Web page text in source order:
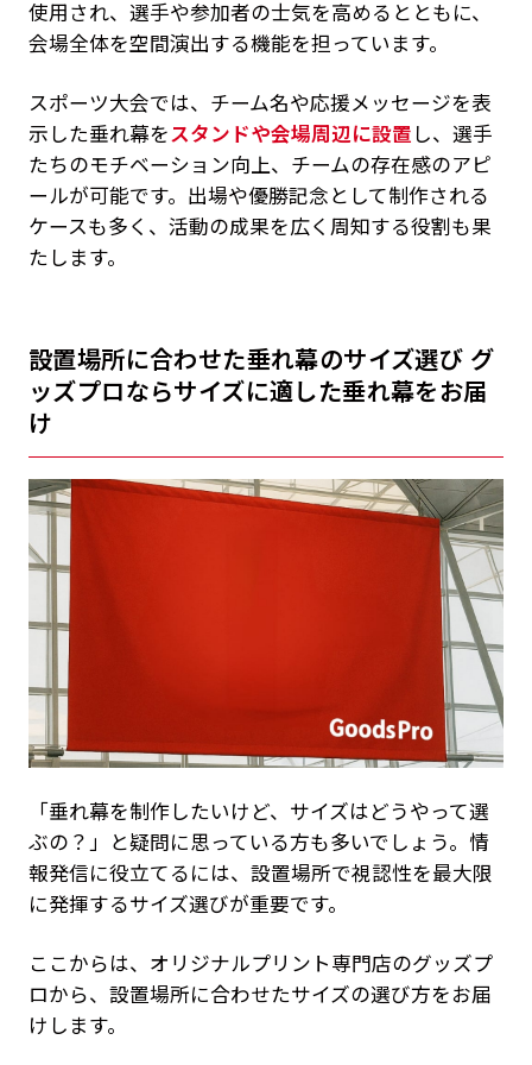
使用され、選手や参加者の士気を高めるとともに、
会場全体を空間演出する機能を担っています。
スポーツ大会では、チーム名や応援メッセージを表
示した垂れ幕をスタンドや会場周辺に設置 し、選手
たちのモチベーション向上、チームの存在感のアピ
ールが可能です。出場や優勝記念として制作される
ケースも多く、活動の成果を広く周知する役割も果
たします。
設置場所に合わせた垂れ幕のサイズ選び グ
ッズプロならサイズに適した垂れ幕をお届
け
「垂れ幕を制作したいけど、サイズはどうやって選
ぶの？」と疑問に思っている方も多いでしょう。情
報発信に役立てるには、設置場所で視認性を最大限
に発揮するサイズ選びが重要です。
ここからは、オリジナルプリント専門店のグッズプ
ロから、設置場所に合わせたサイズの選び方をお届
けします。